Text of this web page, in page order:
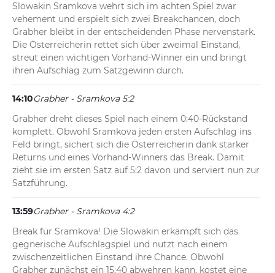
Slowakin Sramkova wehrt sich im achten Spiel zwar
vehement und erspielt sich zwei Breakchancen, doch
Grabher bleibt in der entscheidenden Phase nervenstark.
Die Österreicherin rettet sich über zweimal Einstand,
streut einen wichtigen Vorhand-Winner ein und bringt
ihren Aufschlag zum Satzgewinn durch.
14:10Grabher - Sramkova 5:2
Grabher dreht dieses Spiel nach einem 0:40-Rückstand
komplett. Obwohl Sramkova jeden ersten Aufschlag ins
Feld bringt, sichert sich die Österreicherin dank starker
Returns und eines Vorhand-Winners das Break. Damit
zieht sie im ersten Satz auf 5:2 davon und serviert nun zur
Satzführung.
13:59Grabher - Sramkova 4:2
Break für Sramkova! Die Slowakin erkämpft sich das
gegnerische Aufschlagspiel und nutzt nach einem
zwischenzeitlichen Einstand ihre Chance. Obwohl
Grabher zunächst ein 15:40 abwehren kann, kostet eine